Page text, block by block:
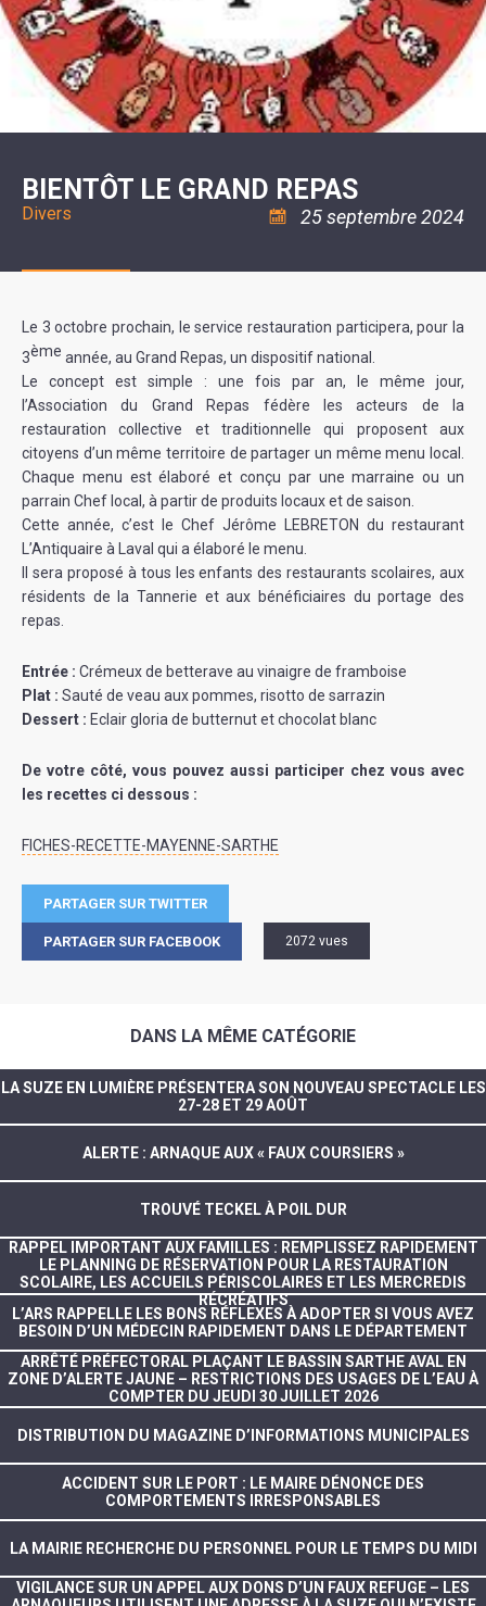
20ÈME
SIÈCLE
RÉUNIONS
DU
CONSEIL
MUNICIPAL
ARRÊTÉS
DÉCISIONS
MAIRE
DE
LA
MINORITÉ
LES
ÉCOLES
COLLÈGE
ESPACE
11
ANS
ASSOCIATION
LA
ENVIRONNEMENT
L'EAU
L'ASSAINISSEMENT
RÉSIDENCE
AUTONOMIE
LA
POLICE
SANTÉ/COMMERCES/ARTISANS
DE
MUSIQUE
L'ÉCOLE
COMMUNAUTAIRE
DANSE
ASSOCIATIONS
VOIE
VERTE
VISITES
ET
DÉCOUVERTES
RANDONNÉES
LE
CAMPING-
CARS
TENTES
SUZE
BIENTÔT LE GRAND REPAS
Divers 25 septembre 2024
Le 3 octobre prochain, le service restauration participera, pour la
3ème année, au Grand Repas, un dispositif national.
Le concept est simple : une fois par an, le même jour,
l’Association du Grand Repas fédère les acteurs de la
restauration collective et traditionnelle qui proposent aux
citoyens d’un même territoire de partager un même menu local.
Chaque menu est élaboré et conçu par une marraine ou un
parrain Chef local, à partir de produits locaux et de saison.
Cette année, c’est le Chef Jérôme LEBRETON du restaurant
L’Antiquaire à Laval qui a élaboré le menu.
Il sera proposé à tous les enfants des restaurants scolaires, aux
résidents de la Tannerie et aux bénéficiaires du portage des
repas.
Entrée : Crémeux de betterave au vinaigre de framboise
Plat : Sauté de veau aux pommes, risotto de sarrazin
Dessert : Eclair gloria de butternut et chocolat blanc
De votre côté, vous pouvez aussi participer chez vous avec
les recettes ci dessous :
FICHES-RECETTE-MAYENNE-SARTHE
PARTAGER SUR TWITTER
PARTAGER SUR FACEBOOK 2072 vues
DANS LA MÊME CATÉGORIE
LA SUZE EN LUMIÈRE PRÉSENTERA SON NOUVEAU SPECTACLE LES
27-28 ET 29 AOÛT
ALERTE : ARNAQUE AUX « FAUX COURSIERS »
TROUVÉ TECKEL À POIL DUR
RAPPEL IMPORTANT AUX FAMILLES : REMPLISSEZ RAPIDEMENT
LE PLANNING DE RÉSERVATION POUR LA RESTAURATION
SCOLAIRE, LES ACCUEILS PÉRISCOLAIRES ET LES MERCREDIS
RÉCRÉATIFS
L’ARS RAPPELLE LES BONS RÉFLEXES À ADOPTER SI VOUS AVEZ
BESOIN D’UN MÉDECIN RAPIDEMENT DANS LE DÉPARTEMENT
ARRÊTÉ PRÉFECTORAL PLAÇANT LE BASSIN SARTHE AVAL EN
ZONE D’ALERTE JAUNE – RESTRICTIONS DES USAGES DE L’EAU À
COMPTER DU JEUDI 30 JUILLET 2026
DISTRIBUTION DU MAGAZINE D’INFORMATIONS MUNICIPALES
ACCIDENT SUR LE PORT : LE MAIRE DÉNONCE DES
COMPORTEMENTS IRRESPONSABLES
LA MAIRIE RECHERCHE DU PERSONNEL POUR LE TEMPS DU MIDI
VIGILANCE SUR UN APPEL AUX DONS D’UN FAUX REFUGE – LES